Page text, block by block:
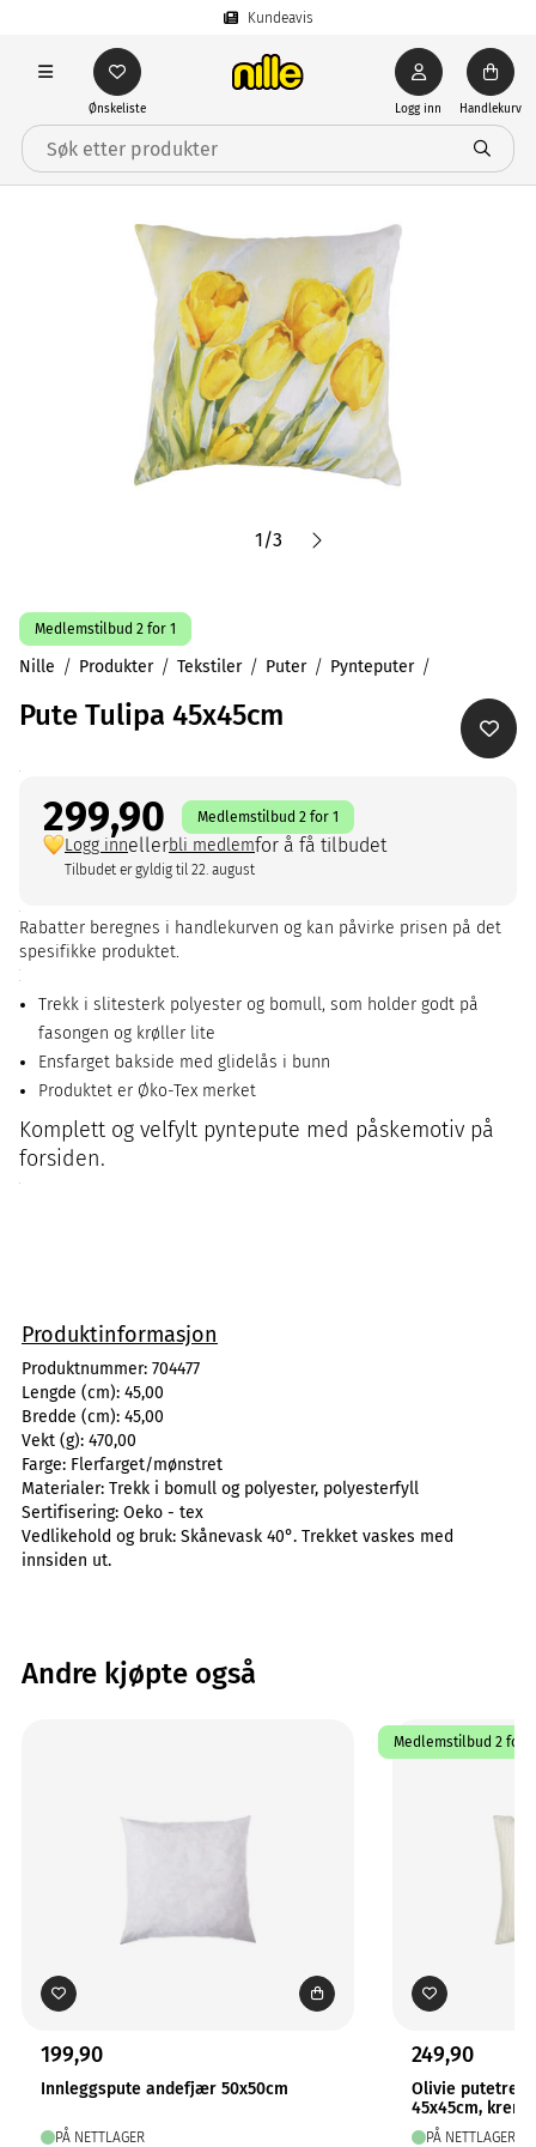
Kundeavis
Ønskeliste Logg inn Handlekurv
1/3
Medlemstilbud 2 for 1
Nille Produkter Tekstiler Puter Pynteputer
Pute Tulipa 45x45cm
299,90 Medlemstilbud 2 for 1
Logg innellerbli medlemfor å få tilbudet
Tilbudet er gyldig til 22. august
Rabatter beregnes i handlekurven og kan påvirke prisen på det
spesifikke produktet.
Trekk i slitesterk polyester og bomull, som holder godt på
fasongen og krøller lite
Ensfarget bakside med glidelås i bunn
Produktet er Øko-Tex merket
Komplett og velfylt pyntepute med påskemotiv på
forsiden.
Produktinformasjon
Produktnummer: 704477
Lengde (cm): 45,00
Bredde (cm): 45,00
Vekt (g): 470,00
Farge: Flerfarget/mønstret
Materialer: Trekk i bomull og polyester, polyesterfyll
Sertifisering: Oeko - tex
Vedlikehold og bruk: Skånevask 40°. Trekket vaskes med
innsiden ut.
Andre kjøpte også
199,90
Innleggspute andefjær 50x50cm
PÅ NETTLAGER
Medlemstilbud 2 for 1
249,90
Olivie putetrekk
45x45cm, krem
PÅ NETTLAGER